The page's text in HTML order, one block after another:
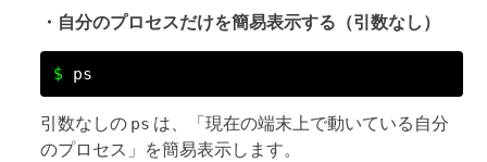
・自分のプロセスだけを簡易表示する（引数なし）
ps
引数なしの ps は、「現在の端末上で動いている自分
のプロセス」を簡易表示します。